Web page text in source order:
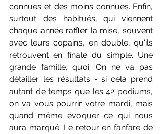
connues et des moins connues. Enfin,
surtout des habitués, qui viennent
chaque année raffler la mise, souvent
avec leurs copains, en double, qu'ils
retrouvent en finale du simple. Une
grande famille, quoi. On ne va pas
détailler les résultats - si cela prend
autant de temps que les 42 podiums,
on va vous pourrir votre mardi, mais
quand même évoquer ce qui nous
aura marqué. Le retour en fanfare de